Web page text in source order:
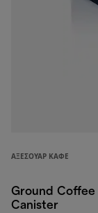
ΑΞΕΣΟΥΆΡ ΚΑΦΈ
Ground Coffee
Canister